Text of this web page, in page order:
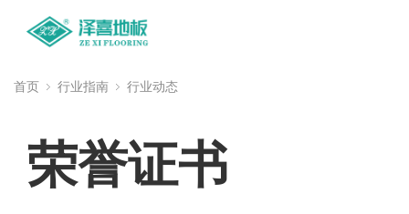
首页 行业指南 行业动态
荣誉证书